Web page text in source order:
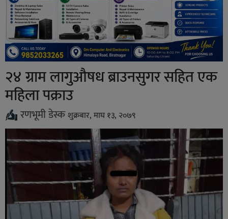
२४ ग्राम लागुऔषध ब्राउनसुगर सहित एक
महिला पक्राउ
रणभूमी डेस्कशुक्रबार, माघ १३, २०७९